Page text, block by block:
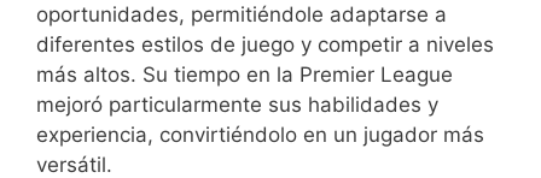
oportunidades, permitiéndole adaptarse a
diferentes estilos de juego y competir a niveles
más altos. Su tiempo en la Premier League
mejoró particularmente sus habilidades y
experiencia, convirtiéndolo en un jugador más
versátil.